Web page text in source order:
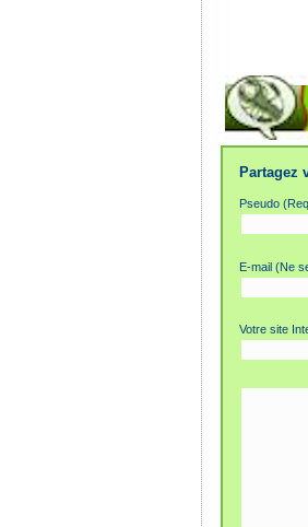
Partagez
Pseudo
E-mail (Ne
Votre site